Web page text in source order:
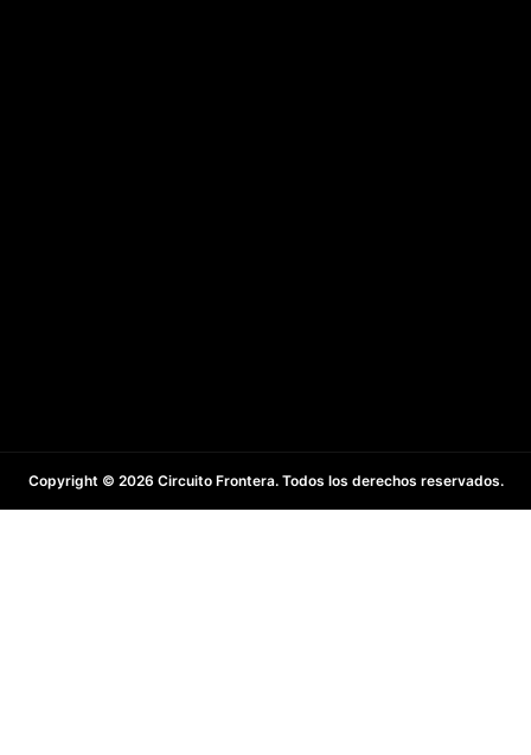
Copyright © 2026 Circuito Frontera. Todos los derechos reservados.